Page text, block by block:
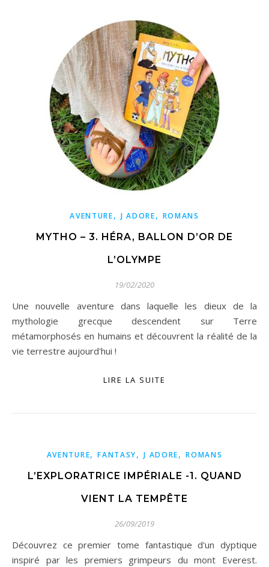
AVENTURE, J ADORE, ROMANS
MYTHO – 3. HÉRA, BALLON D’OR DE
L’OLYMPE
19/02/2020
Une nouvelle aventure dans laquelle les dieux de la
mythologie grecque descendent sur Terre
métamorphosés en humains et découvrent la réalité de la
vie terrestre aujourd'hui !
LIRE LA SUITE
AVENTURE,FANTASY,J ADORE,ROMANS
L’EXPLORATRICE IMPÉRIALE -1. QUAND
VIENT LA TEMPÊTE
26/09/2019
Découvrez ce premier tome fantastique d'un dyptique
inspiré par les premiers grimpeurs du mont Everest.